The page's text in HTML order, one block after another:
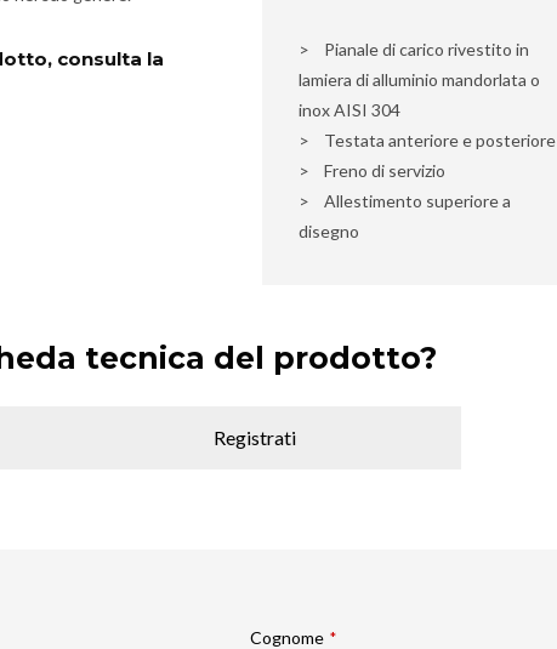
consulta la
> Pianale di carico rivestito in
lamiera di alluminio mandorlata o
inox AISI 304
> Testata anteriore e posteriore
> Freno di servizio
> Allestimento superiore a
disegno
tecnica del prodotto?
Registrati
Cognome *